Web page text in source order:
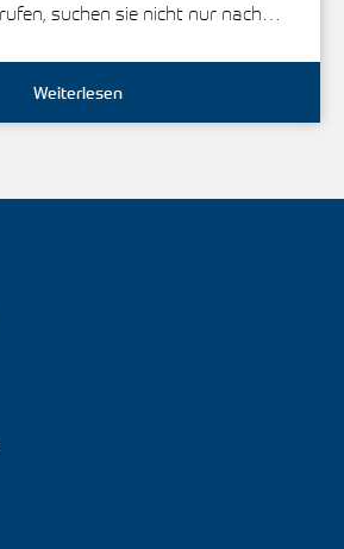
suchen sie nicht nur nach…
Weiterlesen